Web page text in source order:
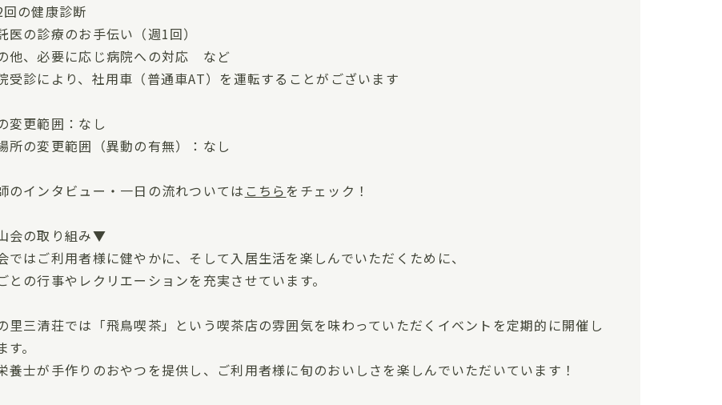
回の健康診断
医の診療のお手伝い（週1回）
他、必要に応じ病院への対応 など
受診により、社用車（普通車AT）を運転することがございます
変更範囲：なし
所の変更範囲（異動の有無）：なし
のインタビュー・一日の流れついては こちら をチェック！
会の取り組み▼
ではご利用者様に健やかに、そして入居生活を楽しんでいただくために、
との行事やレクリエーションを充実させています。
里三清荘では「飛鳥喫茶」という喫茶店の雰囲気を味わっていただくイベントを定期的に開催し
。
養士が手作りのおやつを提供し、ご利用者様に旬のおいしさを楽しんでいただいています！